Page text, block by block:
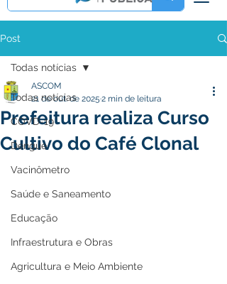
Post
Todas notícias
COVD-19
Dengue
Vacinômetro
Saúde e Saneamento
Educação
Infraestrutura e Obras
Agricultura e Meio Ambiente
Todas notícias
Prefeitura realiza Curso
Cultivo do Café Clonal
ASCOM
21 de out. de 2025 2 min de leitura